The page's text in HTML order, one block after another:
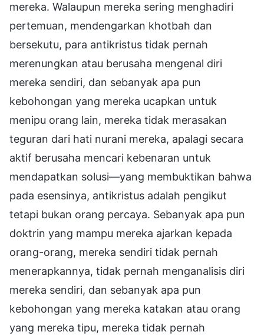
mereka. Walaupun mereka sering menghadiri
pertemuan, mendengarkan khotbah dan
bersekutu, para antikristus tidak pernah
merenungkan atau berusaha mengenal diri
mereka sendiri, dan sebanyak apa pun
kebohongan yang mereka ucapkan untuk
menipu orang lain, mereka tidak merasakan
teguran dari hati nurani mereka, apalagi secara
aktif berusaha mencari kebenaran untuk
mendapatkan solusi—yang membuktikan bahwa
pada esensinya, antikristus adalah pengikut
tetapi bukan orang percaya. Sebanyak apa pun
doktrin yang mampu mereka ajarkan kepada
orang-orang, mereka sendiri tidak pernah
menerapkannya, tidak pernah menganalisis diri
mereka sendiri, dan sebanyak apa pun
kebohongan yang mereka katakan atau orang
yang mereka tipu, mereka tidak pernah